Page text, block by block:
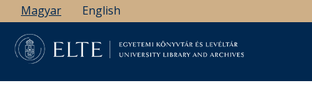
Ugrás
a
tartalomra
Magyar English